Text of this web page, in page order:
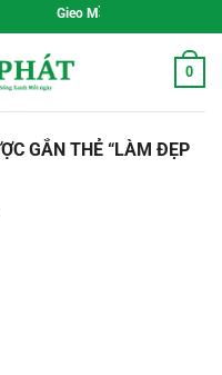
Gieo Mầm Sức Khỏe, Sống
0
GẮN THẺ “LÀM ĐẸP